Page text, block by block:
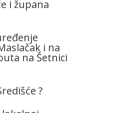
i župana
i na
na Šetnici
?